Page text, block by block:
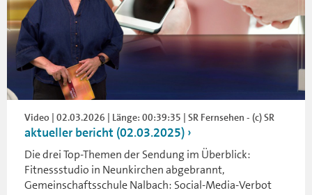
Video | 02.03.2026 | Länge: 00:39:35 | SR Fernsehen - (c) SR
aktueller bericht (02.03.2025)
Die drei Top-Themen der Sendung im Überblick:
Fitnessstudio in Neunkirchen abgebrannt,
Gemeinschaftsschule Nalbach: Social-Media-Verbot